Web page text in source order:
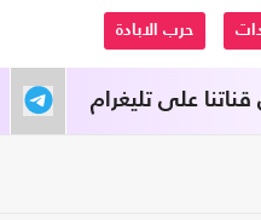
حرب الابادة
على تليغرام